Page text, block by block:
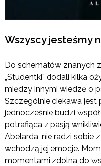
Wszyscy jesteśmy
Do schematów znanych
„Studentki” dodali kilka
między innymi wiedzę o
Szczególnie ciekawa jest
jednocześnie budzi
potrafiąca z pasją
Abelarda, nie radzi sobie
wchodzą jej emocje.
momentami zdolna do